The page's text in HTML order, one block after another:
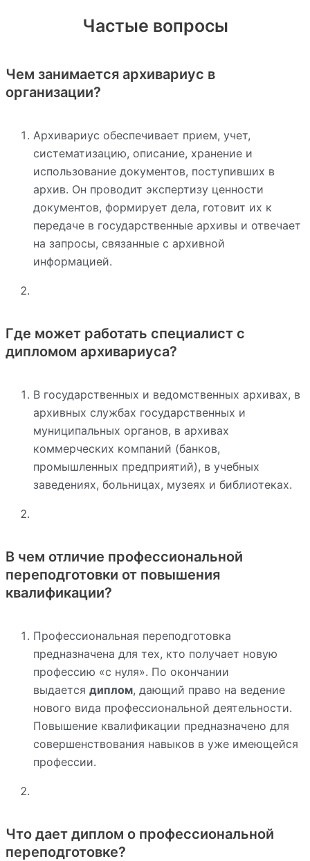
Частые вопросы
Чем занимается архивариус в
организации?
Архивариус обеспечивает прием, учет,
систематизацию, описание, хранение и
использование документов, поступивших в
архив. Он проводит экспертизу ценности
документов, формирует дела, готовит их к
передаче в государственные архивы и отвечает
на запросы, связанные с архивной
информацией.
Где может работать специалист с
дипломом архивариуса?
В государственных и ведомственных архивах, в
архивных службах государственных и
муниципальных органов, в архивах
коммерческих компаний (банков,
промышленных предприятий), в учебных
заведениях, больницах, музеях и библиотеках.
В чем отличие профессиональной
переподготовки от повышения
квалификации?
Профессиональная переподготовка
предназначена для тех, кто получает новую
профессию «с нуля». По окончании
выдается диплом, дающий право на ведение
нового вида профессиональной деятельности.
Повышение квалификации предназначено для
совершенствования навыков в уже имеющейся
профессии.
Что дает диплом о профессиональной
переподготовке?